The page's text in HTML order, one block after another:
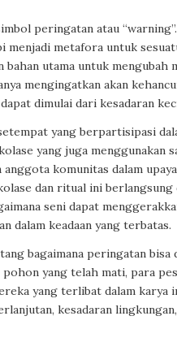
peringatan atau
metafora untuk
utama untuk
mengingatkan akan
dimulai dari kesadaran
yang berpartisipasi
yang juga menggunakan
komunitas dalam
dan ritual ini berlangsung
seni dapat
dalam keadaan yang terbatas.
bagaimana peringatan bisa
yang telah mati, para
yang terlibat dalam karya
kesadaran